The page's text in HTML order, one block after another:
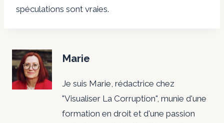
spéculations sont vraies.
Marie
Je suis Marie, rédactrice chez
"Visualiser La Corruption", munie d'une
formation en droit et d'une passion